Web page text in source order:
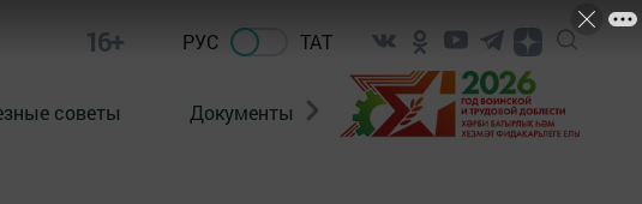
16+ РУС ТАТ
советы Документы Патриотизм